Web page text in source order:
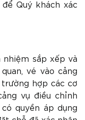
Quý khách xác
nhiệm sắp xếp và
vé vào cảng
hợp các cơ
vụ điều chỉnh
quyền áp dụng